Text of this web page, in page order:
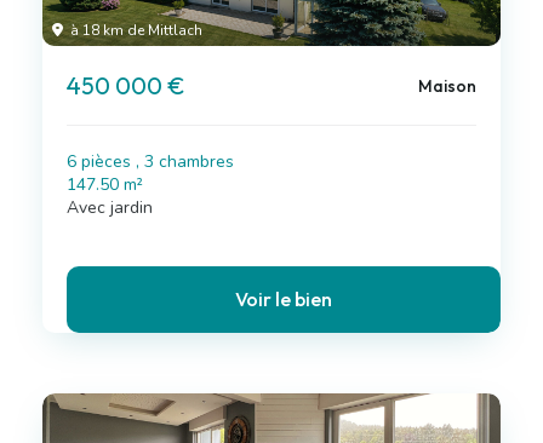
à 18 km de Mittlach
450 000 € Maison
6 pièces , 3 chambres
147.50 m²
Avec jardin
Voir le bien